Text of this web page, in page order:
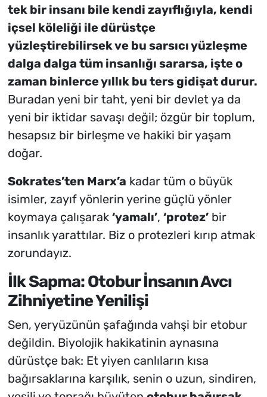
tek bir insanı bile kendi zayıflığıyla, kendi
içsel köleliği ile dürüstçe
yüzleştirebilirsek ve bu sarsıcı yüzleşme
dalga dalga tüm insanlığı sararsa, işte o
zaman binlerce yıllık bu ters gidişat durur.
Buradan yeni bir taht, yeni bir devlet ya da
yeni bir iktidar savaşı değil; özgür bir toplum,
hesapsız bir birleşme ve hakiki bir yaşam
doğar.
Sokrates’ten Marx’a kadar tüm o büyük
isimler, zayıf yönlerin yerine güçlü yönler
koymaya çalışarak ‘yamalı’, ‘protez’bir
insanlık yarattılar. Biz o protezleri kırıp atmak
zorundayız.
İlk Sapma: Otobur İnsanın Avcı
Zihniyetine Yenilişi
Sen, yeryüzünün şafağında vahşi bir etobur
değildin. Biyolojik hakikatinin aynasına
dürüstçe bak: Et yiyen canlıların kısa
bağırsaklarına karşılık, senin o uzun, sindiren,